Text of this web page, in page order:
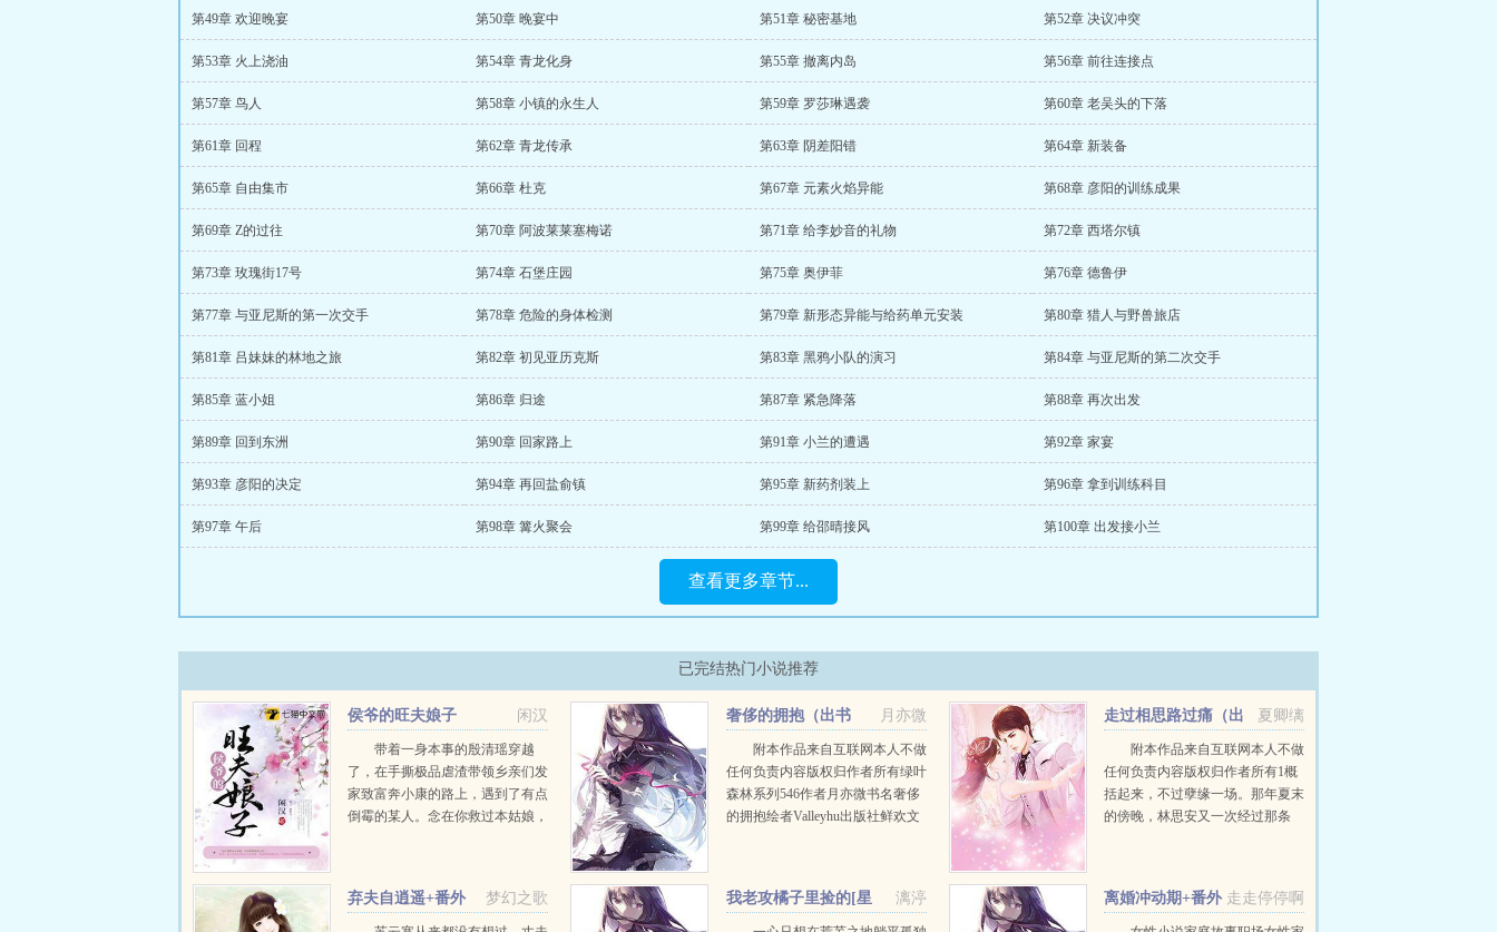
第49章 欢迎晚宴 第50章 晚宴中 第51章 秘密基地 第52章 决议冲突
第53章 火上浇油 第54章 青龙化身 第55章 撤离内岛 第56章 前往连接点
第57章 鸟人 第58章 小镇的永生人 第59章 罗莎琳遇袭 第60章 老吴头的下落
第61章 回程 第62章 青龙传承 第63章 阴差阳错 第64章 新装备
第65章 自由集市 第66章 杜克 第67章 元素火焰异能 第68章 彦阳的训练成果
第69章 Z的过往 第70章 阿波莱莱塞梅诺 第71章 给李妙音的礼物 第72章 西塔尔镇
第73章 玫瑰街17号 第74章 石堡庄园 第75章 奥伊菲 第76章 德鲁伊
第77章 与亚尼斯的第一次交手 第78章 危险的身体检测 第79章 新形态异能与给药单元安装 第80章 猎人与野兽旅店
第81章 吕妹妹的林地之旅 第82章 初见亚历克斯 第83章 黑鸦小队的演习 第84章 与亚尼斯的第二次交手
第85章 蓝小姐 第86章 归途 第87章 紧急降落 第88章 再次出发
第89章 回到东洲 第90章 回家路上 第91章 小兰的遭遇 第92章 家宴
第93章 彦阳的决定 第94章 再回盐俞镇 第95章 新药剂装上 第96章 拿到训练科目
第97章 午后 第98章 篝火聚会 第99章 给邵晴接风 第100章 出发接小兰
查看更多章节...
已完结热门小说推荐
闲汉
侯爷的旺夫娘子
带着一身本事的殷清瑶穿越
了，在手撕极品虐渣带领乡亲们发
家致富奔小康的路上，遇到了有点
倒霉的某人。念在你救过本姑娘，
子，你旺夫。...
月亦微
奢侈的拥抱（出书
版）+番外
附本作品来自互联网本人不做
任何负责内容版权归作者所有绿叶
森林系列546作者月亦微书名奢侈
的拥抱绘者Valleyhu出版社鲜欢文
夏卿缡
走过相思路过痛（出
书版）+番外
附本作品来自互联网本人不做
任何负责内容版权归作者所有1概
括起来，不过孽缘一场。那年夏末
的傍晚，林思安又一次经过那条
着左胸伴随心跳的抽...
梦幻之歌
弃夫自逍遥+番外 漓渟
我老攻橘子里捡的[星
际]+番外
走走停停啊
离婚冲动期+番外